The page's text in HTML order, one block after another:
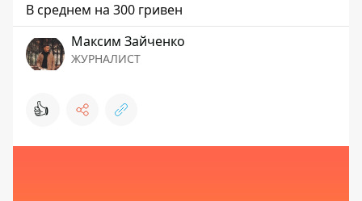
В среднем на 300 гривен
Максим Зайченко
ЖУРНАЛИСТ
👍